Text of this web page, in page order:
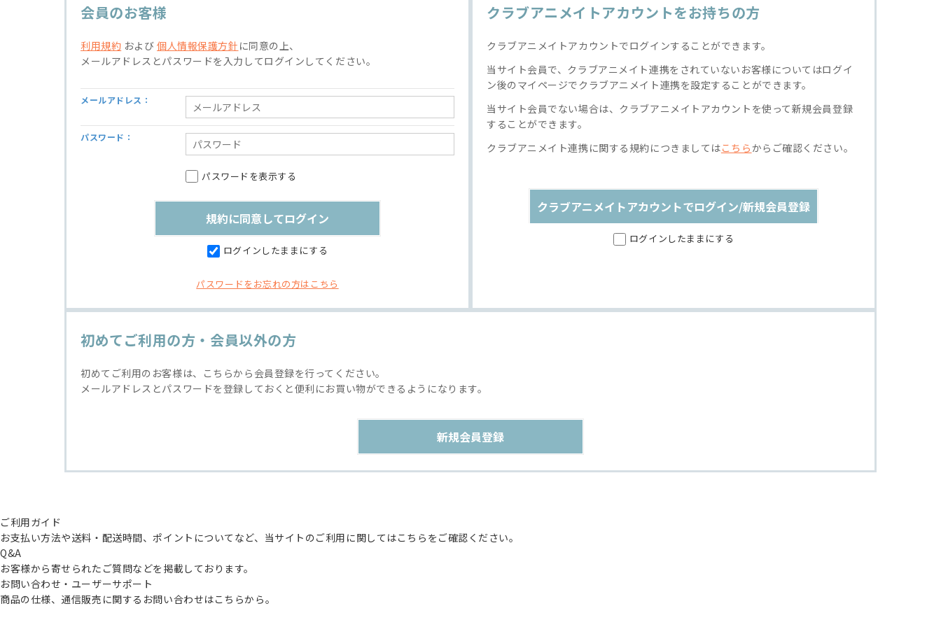
会員のお客様
利用規約 および個人情報保護方針 に同意の上、
メールアドレスとパスワードを入力してログインしてください。
メールアドレス：
パスワード：
パスワードを表示する
ログインしたままにする
パスワードをお忘れの方はこちら
クラブアニメイトアカウントをお持ちの方
クラブアニメイトアカウントでログインすることができます。
当サイト会員で、クラブアニメイト連携をされていないお客様についてはログイ
ン後のマイページでクラブアニメイト連携を設定することができます。
当サイト会員でない場合は、クラブアニメイトアカウントを使って新規会員登録
することができます。
クラブアニメイト連携に関する規約につきましてはこちらからご確認ください。
クラブアニメイトアカウントでログイン/新規会員登録
ログインしたままにする
初めてご利用の方・会員以外の方
初めてご利用のお客様は、こちらから会員登録を行ってください。
メールアドレスとパスワードを登録しておくと便利にお買い物ができるようになります。
ご利用ガイド
お支払い方法や送料・配送時間、ポイントについてなど、当サイトのご利用に関してはこちらをご確認ください。
Q&A
お客様から寄せられたご質問などを掲載しております。
お問い合わせ・ユーザーサポート
商品の仕様、通信販売に関するお問い合わせはこちらから。